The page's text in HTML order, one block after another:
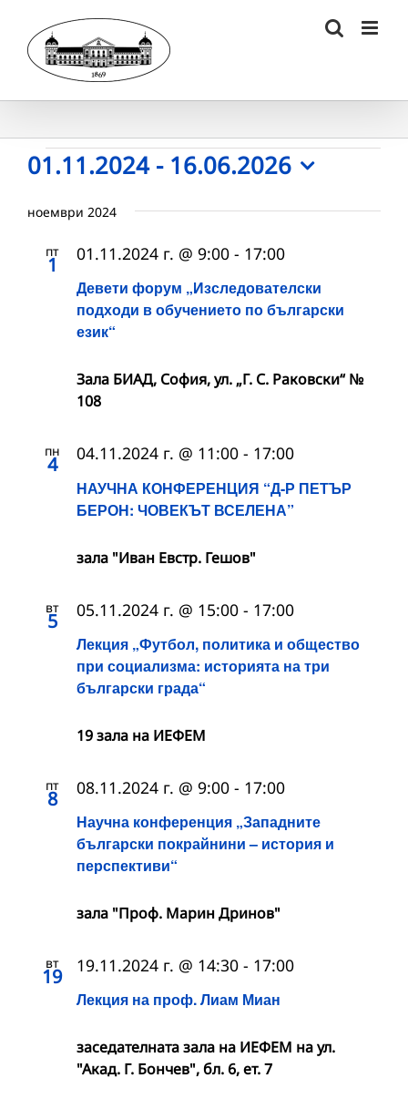
content
Събития
01.11.2024 - 16.06.2026
date.
ноември 2024
пт
1
Девети форум „Изследователски
подходи в обучението по български
език“
01.11.2024 г. @ 9:00 - 17:00
Зала БИАД, София, ул. „Г. С. Раковски“ №
108
пн
4
НАУЧНА КОНФЕРЕНЦИЯ “Д-Р ПЕТЪР
БЕРОН: ЧОВЕКЪТ ВСЕЛЕНА”
04.11.2024 г. @ 11:00 - 17:00
зала "Иван Евстр. Гешов"
вт
5
Лекция „Футбол, политика и общество
при социализма: историята на три
български града“
05.11.2024 г. @ 15:00 - 17:00
19 зала на ИЕФЕМ
пт
8
Научна конференция „Западните
български покрайнини – история и
перспективи“
08.11.2024 г. @ 9:00 - 17:00
зала "Проф. Марин Дринов"
вт
19
Лекция на проф. Лиам Миан
19.11.2024 г. @ 14:30 - 17:00
заседателната зала на ИЕФЕМ на ул.
"Акад. Г. Бончев", бл. 6, ет. 7